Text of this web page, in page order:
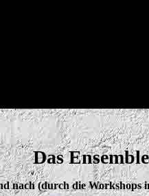
Das
nach (durch die